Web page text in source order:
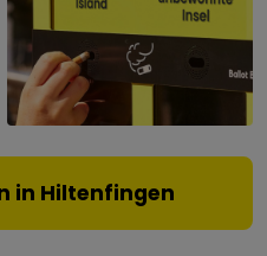
in Hiltenfingen